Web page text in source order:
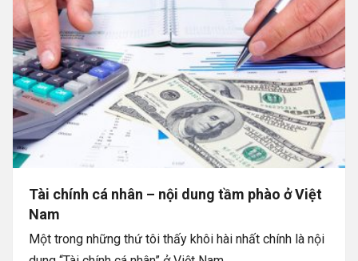
Tài chính cá nhân – nội dung tầm phào ở Việt
Nam
Một trong những thứ tôi thấy khôi hài nhất chính là nội